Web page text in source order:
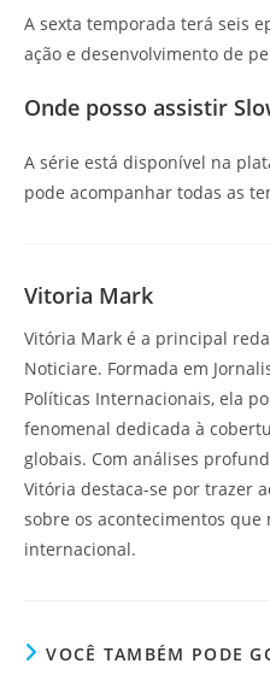
A sexta temporada terá seis
ação e desenvolvimento de
Onde posso assistir
A série está disponível na
pode acompanhar todas as
Vitoria Mark
Vitória Mark é a principal
Noticiare. Formada em
Políticas Internacionais, ela
fenomenal dedicada à
globais. Com análises
Vitória destaca-se por trazer
sobre os acontecimentos que
internacional.
VOCÊ TAMBÉM PODE